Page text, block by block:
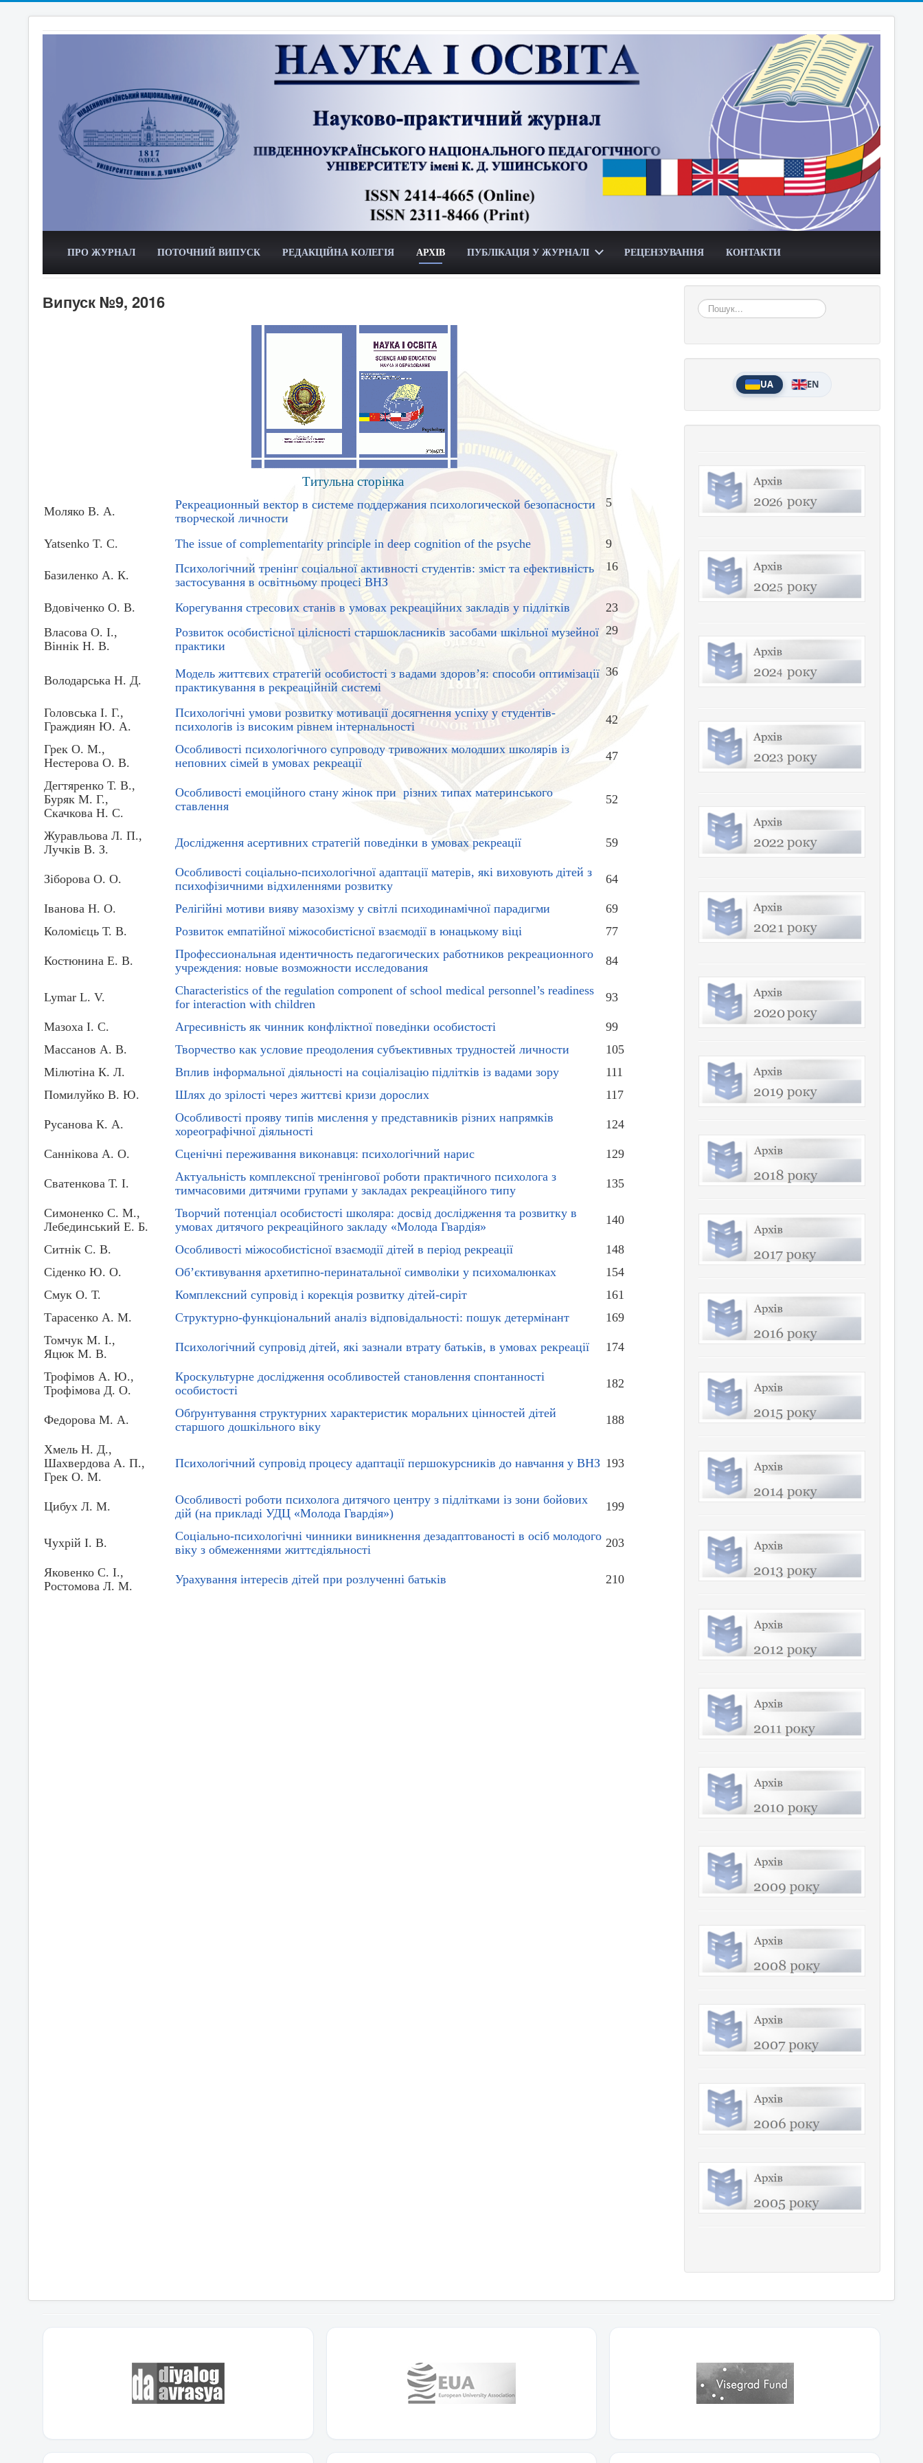
ПРО ЖУРНАЛ ПОТОЧНИЙ ВИПУСК РЕДАКЦІЙНА КОЛЕГІЯ АРХІВ ПУБЛІКАЦІЯ У ЖУРНАЛІ РЕЦЕНЗУВАННЯ КОНТАКТИ
Випуск №9, 2016
Титульна сторінка
Моляко В. А.
Рекреационный вектор в системе поддержания психологической безопасности
творческой личности
5
Yatsenko T. С. The issue of complementarity principle in deep cognition of the psyche 9
Базиленко А. К.
Психологічний тренінг соціальної активності студентів: зміст та ефективність
застосування в освітньому процесі ВНЗ
16
Вдовіченко О. В. Корегування стресових станів в умовах рекреаційних закладів у підлітків
23
Власова О. І.,
Віннік Н. В.
Розвиток особистісної цілісності старшокласників засобами шкільної музейної
практики
29
Володарська Н. Д.
Модель життєвих стратегій особистості з вадами здоров’я: способи оптимізації
практикування в рекреаційній системі
36
Головська І. Г.,
Граждиян Ю. А.
Психологічні умови розвитку мотивації досягнення успіху у студентів-
психологів із високим рівнем інтернальності
42
Грек О. М.,
Нестерова О. В.
Особливості психологічного супроводу тривожних молодших школярів із
неповних сімей в умовах рекреації
47
Дегтяренко Т. В.,
Буряк М. Г.,
Скачкова Н. С.
Особливості емоційного стану жінок при різних типах материнського
ставлення
52
Журавльова Л. П.,
Лучків В. З.
Дослідження асертивних стратегій поведінки в умовах рекреації 59
Зіборова О. О.
Особливості соціально-психологічної адаптації матерів, які виховують дітей з
психофізичними відхиленнями розвитку
64
Іванова Н. О. Релігійні мотиви вияву мазохізму у світлі психодинамічної парадигми
69
Коломієць Т. В.
Розвиток емпатійної міжособистісної взаємодії в юнацькому віці 77
Костюнина Е. В.
Профессиональная идентичность педагогических работников рекреационного
учреждения: новые возможности исследования
84
Lymar L. V.
Characteristics of the regulation component of school medical personnel’s readiness
for interaction with children
93
Мазоха І. С. Агресивність як чинник конфліктної поведінки особистості
99
Массанов А. В.
Творчество как условие преодоления субъективных трудностей личности
105
Мілютіна К. Л.
Вплив інформальної діяльності на соціалізацію підлітків із вадами зору
111
Помилуйко В. Ю.
Шлях до зрілості через життєві кризи дорослих 117
Русанова К. А.
Особливості прояву типів мислення у представників різних напрямків
хореографічної діяльності
124
Саннікова А. О. Сценічні переживання виконавця: психологічний нарис 129
Сватенкова Т. І.
Актуальність комплексної тренінгової роботи практичного психолога з
тимчасовими дитячими групами у закладах рекреаційного типу
135
Симоненко С. М.,
Лебединський Е. Б.
Творчий потенціал особистості школяра: досвід дослідження та розвитку в
умовах дитячого рекреаційного закладу «Молода Гвардія»
140
Ситнік С. В. Особливості міжособистісної взаємодії дітей в період рекреації
148
Сіденко Ю. О.
Об’єктивування архетипно-перинатальної символіки у психомалюнках
154
Смук О. Т.
Комплексний супровід і корекція розвитку дітей-сиріт
161
Тарасенко А. М.
Структурно-функціональний аналіз відповідальності: пошук детермінант
169
Томчук М. І.,
Яцюк М. В.
Психологічний супровід дітей, які зазнали втрату батьків, в умовах рекреації 174
Трофімов А. Ю.,
Трофімова Д. О.
Кроскультурне дослідження особливостей становлення спонтанності
особистості
182
Федорова М. А.
Обґрунтування структурних характеристик моральних цінностей дітей
старшого дошкільного віку
188
Хмель Н. Д.,
Шахвердова А. П.,
Грек О. М.
Психологічний супровід процесу адаптації першокурсників до навчання у ВНЗ 193
Цибух Л. М.
Особливості роботи психолога дитячого центру з підлітками із зони бойових
дій (на прикладі УДЦ «Молода Гвардія»)
199
Чухрій І. В.
Соціально-психологічні чинники виникнення дезадаптованості в осіб молодого
віку з обмеженнями життєдіяльності
203
Яковенко С. І.,
Ростомова Л. М.
Урахування інтересів дітей при розлученні батьків 210
Пошук...
UA EN